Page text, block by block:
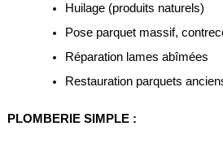
Huilage (produits naturels)
Pose parquet massif,
Réparation lames abîmées
Restauration parquets
PLOMBERIE SIMPLE :